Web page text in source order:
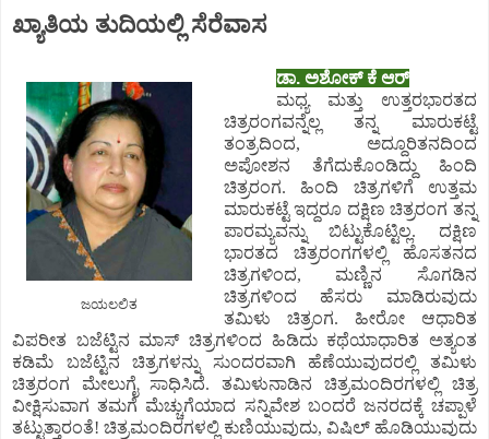
ಖ್ಯಾತಿಯ ತುದಿಯಲ್ಲಿ ಸೆರೆವಾಸ
ಜಯಲಲಿತ
ಡಾ. ಅಶೋಕ್ ಕೆ ಆರ್
ಮಧ್ಯ ಮತ್ತು ಉತ್ತರಭಾರತದ
ಚಿತ್ರರಂಗವನ್ನೆಲ್ಲ ತನ್ನ ಮಾರುಕಟ್ಟೆ
ತಂತ್ರದಿಂದ, ಅದ್ದೂರಿತನದಿಂದ
ಅಪೋಶನ ತೆಗೆದುಕೊಂಡಿದ್ದು ಹಿಂದಿ
ಚಿತ್ರರಂಗ. ಹಿಂದಿ ಚಿತ್ರಗಳಿಗೆ ಉತ್ತಮ
ಮಾರುಕಟ್ಟೆ ಇದ್ದರೂ ದಕ್ಷಿಣ ಚಿತ್ರರಂಗ ತನ್ನ
ಪಾರಮ್ಯವನ್ನು ಬಿಟ್ಟುಕೊಟ್ಟಿಲ್ಲ. ದಕ್ಷಿಣ
ಭಾರತದ ಚಿತ್ರರಂಗಗಳಲ್ಲಿ ಹೊಸತನದ
ಚಿತ್ರಗಳಿಂದ, ಮಣ್ಣಿನ ಸೊಗಡಿನ
ಚಿತ್ರಗಳಿಂದ ಹೆಸರು ಮಾಡಿರುವುದು
ತಮಿಳು ಚಿತ್ರಂಗ. ಹೀರೋ ಆಧಾರಿತ
ವಿಪರೀತ ಬಜೆಟ್ಟಿನ ಮಾಸ್ ಚಿತ್ರಗಳಿಂದ ಹಿಡಿದು ಕಥೆಯಾಧಾರಿತ ಅತ್ಯಂತ
ಕಡಿಮೆ ಬಜೆಟ್ಟಿನ ಚಿತ್ರಗಳನ್ನು ಸುಂದರವಾಗಿ ಹೆಣೆಯುವುದರಲ್ಲಿ ತಮಿಳು
ಚಿತ್ರರಂಗ ಮೇಲುಗೈ ಸಾಧಿಸಿದೆ. ತಮಿಳುನಾಡಿನ ಚಿತ್ರಮಂದಿರಗಳಲ್ಲಿ ಚಿತ್ರ
ವೀಕ್ಷಿಸುವಾಗ ತಮಗೆ ಮೆಚ್ಚುಗೆಯಾದ ಸನ್ನಿವೇಶ ಬಂದರೆ ಜನರದಕ್ಕೆ ಚಪ್ಪಾಳೆ
ತಟ್ಟುತ್ತಾರಂತೆ! ಚಿತ್ರಮಂದಿರಗಳಲ್ಲಿ ಕುಣಿಯುವುದು, ವಿಷಿಲ್ ಹೊಡಿಯುವುದು